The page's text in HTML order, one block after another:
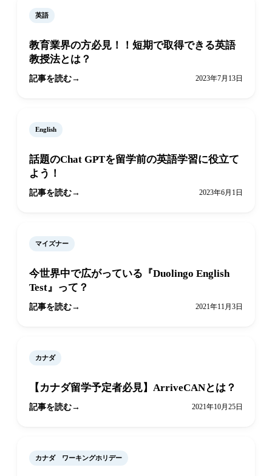
英語
教育業界の方必見！！短期で取得できる英語
教授法とは？
記事を読む 2023年7月13日
English
話題のChat GPTを留学前の英語学習に役立て
よう！
記事を読む 2023年6月1日
マイズナー
今世界中で広がっている『Duolingo English
Test』って？
記事を読む 2021年11月3日
カナダ
【カナダ留学予定者必見】ArriveCANとは？
記事を読む 2021年10月25日
カナダ ワーキングホリデー